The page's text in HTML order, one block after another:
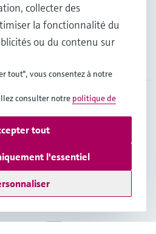
Group Services AG
d'utilisation
collecter des
la fonctionnalité du
ou du contenu sur
tout", vous consentez à notre
consulter notre politique de
l'essentiel
tout